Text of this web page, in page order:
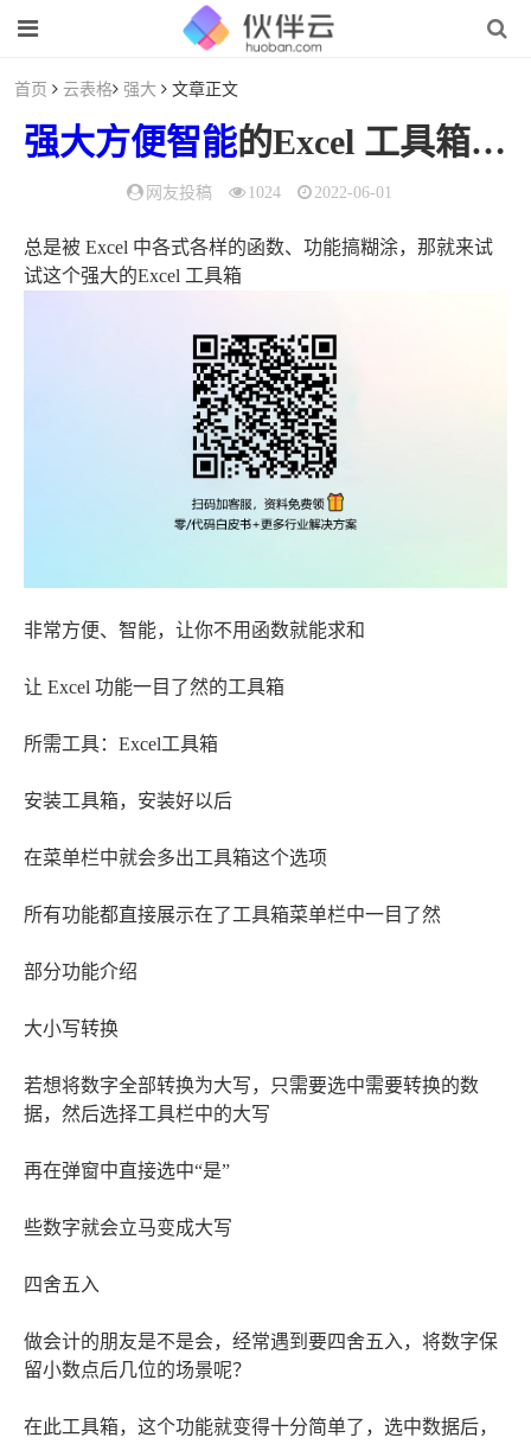
首页 云表格 强大 文章正文
强大方便智能的Excel 工具箱能帮你解决工作中99%的难题（智能与便捷）
网友投稿 1024 2022-06-01
总是被 Excel 中各式各样的函数、功能搞糊涂，那就来试
试这个强大的Excel 工具箱
非常方便、智能，让你不用函数就能求和
让 Excel 功能一目了然的工具箱
所需工具：Excel工具箱
安装工具箱，安装好以后
在菜单栏中就会多出工具箱这个选项
所有功能都直接展示在了工具箱菜单栏中一目了然
部分功能介绍
大小写转换
若想将数字全部转换为大写，只需要选中需要转换的数
据，然后选择工具栏中的大写
再在弹窗中直接选中“是”
些数字就会立马变成大写
四舍五入
做会计的朋友是不是会，经常遇到要四舍五入，将数字保
留小数点后几位的场景呢？
在此工具箱，这个功能就变得十分简单了，选中数据后，